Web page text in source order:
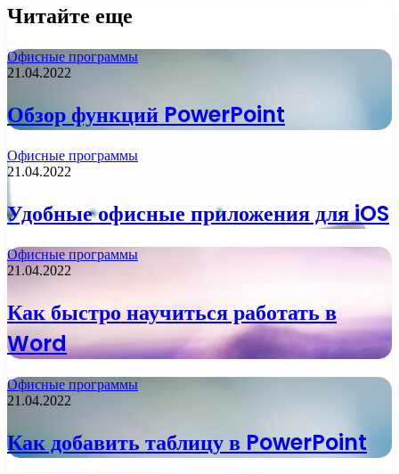
Читайте еще
Офисные программы
21.04.2022
Обзор функций PowerPoint
Офисные программы
21.04.2022
Удобные офисные приложения для iOS
Офисные программы
21.04.2022
Как быстро научиться работать в
Word
Офисные программы
21.04.2022
Как добавить таблицу в PowerPoint